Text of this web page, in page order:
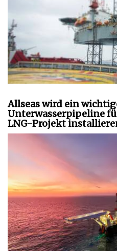
Allseas wird ein
Unterwasserpipeline
LNG-Projekt